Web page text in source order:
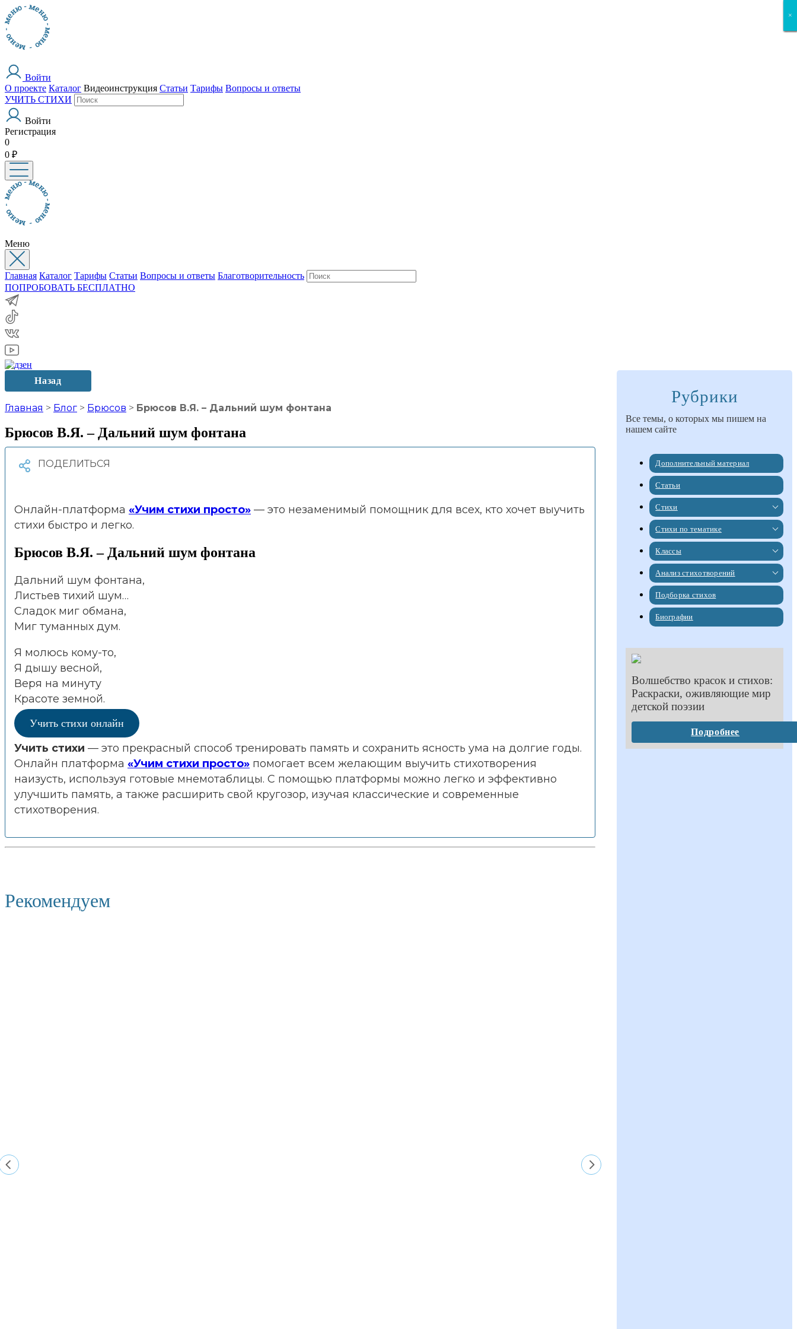
Войти
О проекте Каталог Видеоинструкция Статьи Тарифы Вопросы и ответы
УЧИТЬ СТИХИ
Войти
Регистрация
0
0 ₽
Меню
Главная Каталог Тарифы Статьи Вопросы и ответы Благотворительность
ПОПРОБОВАТЬ БЕСПЛАТНО
Назад
Главная > Блог > Брюсов > Брюсов В.Я. – Дальний шум фонтана
Брюсов В.Я. – Дальний шум фонтана
Онлайн-платформа «Учим стихи просто» — это незаменимый помощник для всех, кто хочет выучить
стихи быстро и легко.
Брюсов В.Я. – Дальний шум фонтана
Дальний шум фонтана,
Листьев тихий шум…
Сладок миг обмана,
Миг туманных дум.
Я молюсь кому-то,
Я дышу весной,
Веря на минуту
Красоте земной.
Учить стихи онлайн
Учить стихи — это прекрасный способ тренировать память и сохранить ясность ума на долгие годы.
Онлайн платформа «Учим стихи просто» помогает всем желающим выучить стихотворения
наизусть, используя готовые мнемотаблицы. С помощью платформы можно легко и эффективно
улучшить память, а также расширить свой кругозор, изучая классические и современные
стихотворения.
Рекомендуем
Рубрики
Все темы, о которых мы пишем на
нашем сайте
Дополнительный материал
Статьи
Стихи
Стихи по тематике
Классы
Анализ стихотворений
Подборка стихов
Биографии
Волшебство красок и стихов:
Раскраски, оживляющие мир
детской поэзии
Подробнее
×
×
×
×
×